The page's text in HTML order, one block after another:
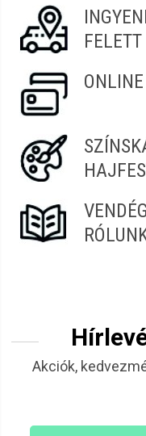
Krisztina 2021.10.03.
FELETT
Akciók,